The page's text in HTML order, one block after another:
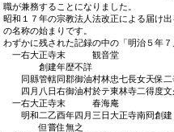
職が兼務することになりました。
昭和１７年の宗教法人法改正による届け
の名称の始まりです。
わずかに残された記録の中の「明治５年
一右大正寺末 観音堂
創建年歴不詳
同縣管轄同郡御油村林忠七長女天保
四月八日右御油村於テ東林寺二得度文
一右大正寺末 春海庵
明和二乙酉年四月三日大正寺南冏創建
但嘗住無之